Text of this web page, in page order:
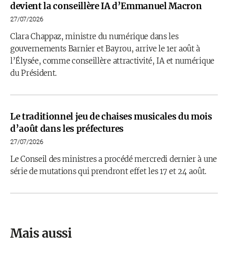
devient la conseillère IA d’Emmanuel Macron
27/07/2026
Clara Chappaz, ministre du numérique dans les
gouvernements Barnier et Bayrou, arrive le 1er août à
l’Élysée, comme conseillère attractivité, IA et numérique
du Président.
Le traditionnel jeu de chaises musicales du mois
d’août dans les préfectures
27/07/2026
Le Conseil des ministres a procédé mercredi dernier à une
série de mutations qui prendront effet les 17 et 24 août.
Mais aussi